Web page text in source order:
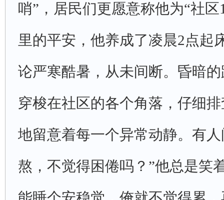
哨”，居民们更愿意称他为“社
里的平安，他养成了凌晨2点起
论严寒酷暑，从未间断。昏暗
穿梭在社区的各个角落，仔细
地留意着每一个异常动静。有
熬，不觉得困倦吗？”他总是笑